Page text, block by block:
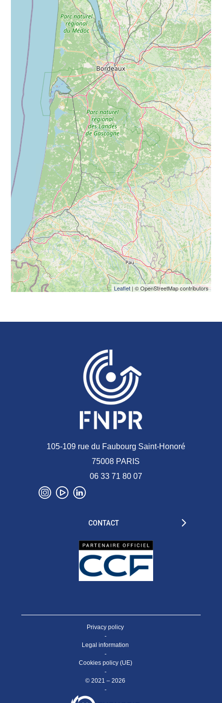
Leaflet| © OpenStreetMap contributors
105-109 rue du Faubourg Saint-Honoré
75008 PARIS
06 33 71 80 07
CONTACT
Privacy policy
-
Legal information
-
Cookies policy (UE)
-
© 2021 – 2026
-